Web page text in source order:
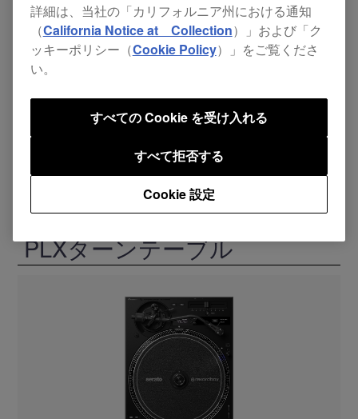
PLXターンテーブル
詳細は、当社の「カリフォルニア州における通知
（California Notice at Collection）」および「ク
ッキーポリシー（Cookie Policy）」をご覧くださ
い。
Cookie 設定
すべて拒否する
すべての Cookie を受け入れる